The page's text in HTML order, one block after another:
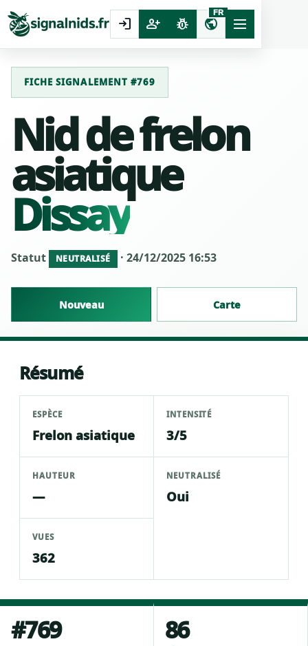
login person_add pest_control public
FR
FICHE SIGNALEMENT #769
Nid de frelon
asiatique
Dissay
Statut NEUTRALISÉ · 24/12/2025 16:53
Nouveau Carte
Résumé
ESPÈCE
Frelon asiatique
INTENSITÉ
3/5
HAUTEUR
—
NEUTRALISÉ
Oui
VUES
362
#769 86